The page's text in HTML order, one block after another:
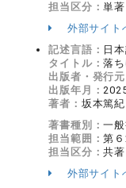
担当区分：単著
外部サイト
記述言語： 日
タイトル：落
出版者・発行元
出版年月：
著者： 坂本篤
著書種別：一
担当範囲：第
担当区分：共著
外部サイト